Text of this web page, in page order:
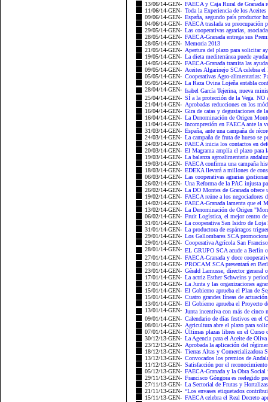
13/06/14-GEN- FAECA y Caja Rural de Granada
11/06/14-GEN- Toda la Experiencia de los
09/06/14-GEN- España, segundo país productor
04/06/14-GEN- FAECA traslada su preocupación
29/05/14-GEN- Las cooperativas agrarias,
28/05/14-GEN- FAECA-Granada entrega sus
28/05/14-GEN- Memoria 2013
21/05/14-GEN- Apertura del plazo para solicitar
19/05/14-GEN- La dieta mediterránea puede
14/05/14-GEN- FAECA-Granada tramita las
09/05/14-GEN- Aceites Algarinejo SCA celebra
05/05/14-GEN- Cooperativas Agro-alimentarias:
05/05/14-GEN- La Raza Ovina Lojeña entabla
28/04/14-GEN- Isabel García Tejerina, nueva
25/04/14-GEN- SÍ a la protección de la Vega. NO
21/04/14-GEN- Aprobadas reducciones en los
16/04/14-GEN- Gira de catas y degustaciones de
16/04/14-GEN- La Denominación de Origen
11/04/14-GEN- Incompresión en FAECA ante la
31/03/14-GEN- España, ante una campaña de
24/03/14-GEN- La campaña de fruta de hueso se
24/03/14-GEN- FAECA inicia los contactos en
20/03/14-GEN- El Magrama amplía el plazo para
19/03/14-GEN- La balanza agroalimentaria
19/03/14-GEN- FAECA confirma una campaña
18/03/14-GEN- EDEKA llevará a millones de
06/03/14-GEN- Las cooperativas agrarias
26/02/14-GEN- Una Reforma de la PAC injusta
26/02/14-GEN- La DO Montes de Granada
19/02/14-GEN- FAECA reúne a los
14/02/14-GEN- FAECA-Granada lamenta que el
13/02/14-GEN- La Denominación de Origen
06/02/14-GEN- Fruit Logística, el mejor centro
31/01/14-GEN- La cooperativa San Isidro de Loja
31/01/14-GEN- La productora de espárragos
29/01/14-GEN- Los Gallombares SCA
29/01/14-GEN- Cooperativa Agrícola San
28/01/14-GEN- EL GRUPO SCA acude a Berlín
27/01/14-GEN- FAECA-Granada y doce
27/01/14-GEN- PROCAM SCA presentará en
23/01/14-GEN- Gérald Lamusse, director
17/01/14-GEN- La actriz Esther Schweins y
17/01/14-GEN- La Junta y las organizaciones
15/01/14-GEN- El Gobierno aprueba el Plan de
15/01/14-GEN- Cuatro grandes líneas de
13/01/14-GEN- El Gobierno aprueba el Proyecto
13/01/14-GEN- Junta incentiva con más de
09/01/14-GEN- Calendario de días festivos en el
08/01/14-GEN- Agricultura abre el plazo para
07/01/14-GEN- Últimas plazas libres en el Curso
30/12/13-GEN- La Agencia para el Aceite de
23/12/13-GEN- Aprobada la aplicación del
18/12/13-GEN- Tierras Altas y Comercializadora
13/12/13-GEN- Convocados los premios de
11/12/13-GEN- Satisfacción por el
05/12/13-GEN- FAECA-Granada y la Obra
29/11/13-GEN- Francisco Góngora es reelegido
27/11/13-GEN- La Sectorial de Frutas y
21/11/13-GEN- “Los envases etiquetados
15/11/13-GEN- FAECA celebra el Real Decreto